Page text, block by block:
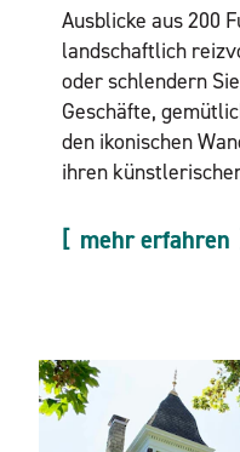
Ausblicke aus 200
landschaftlich
oder schlendern
Geschäfte,
den ikonischen
ihren
mehr erfahren